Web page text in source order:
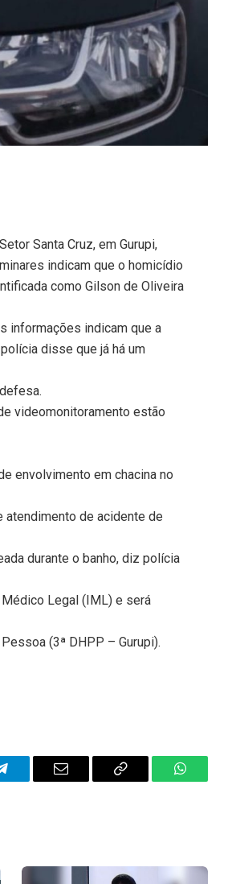
Santa Cruz, em Gurupi,
indicam que o homicídio
como Gilson de Oliveira
informações indicam que a
disse que já há um
videomonitoramento estão
envolvimento em chacina no
de acidente de
durante o banho, diz polícia
Legal (IML) e será
(3ª DHPP – Gurupi).
Telegram Email
Copy
WhatsApp